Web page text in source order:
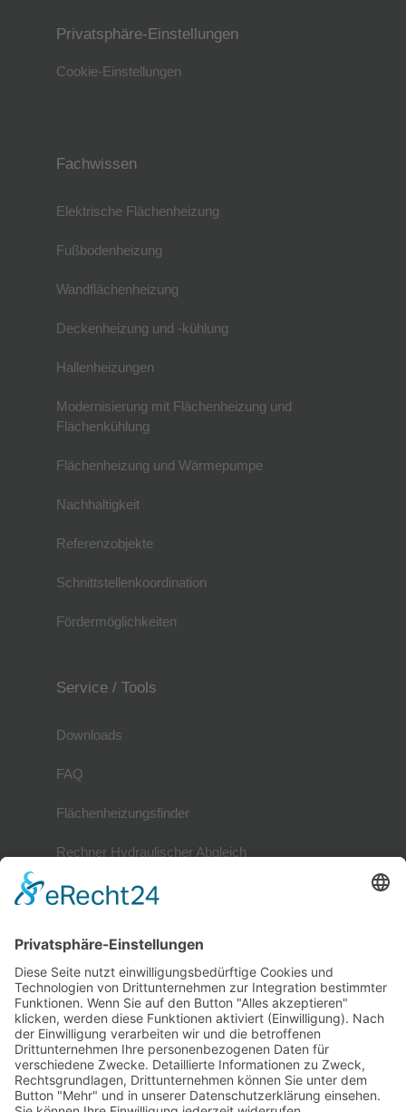
Privatsphäre-Einstellungen
Cookie-Einstellungen
Fachwissen
Elektrische Flächenheizung
Fußbodenheizung
Wandflächenheizung
Deckenheizung und -kühlung
Hallenheizungen
Modernisierung mit Flächenheizung und
Flächenkühlung
Flächenheizung und Wärmepumpe
Nachhaltigkeit
Referenzobjekte
Schnittstellenkoordination
Fördermöglichkeiten
Service / Tools
Downloads
FAQ
Flächenheizungsfinder
Rechner Hydraulischer Abgleich
Mitglieder
Mitgliederverzeichnis
Referenzobjekte
Mitglied werden
Mitglieder-Login